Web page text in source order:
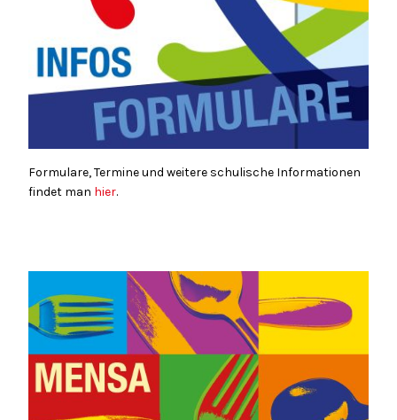
Formulare, Termine und weitere schulische Informationen
findet man hier.